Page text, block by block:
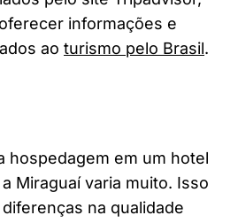
informações e
ao turismo pelo Brasil.
hospedagem em um hotel
Miraguaí varia muito. Isso
na qualidade